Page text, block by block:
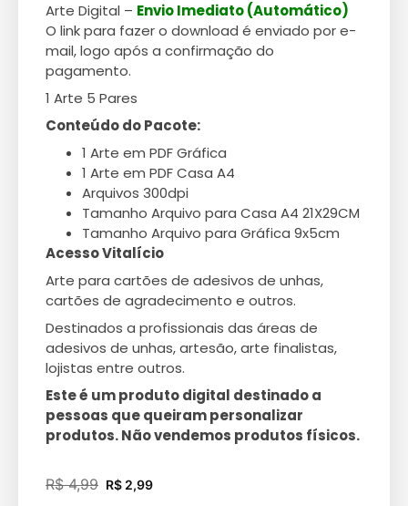
Arte Digital – Envio Imediato (Automático)
O link para fazer o download é enviado por e-
mail, logo após a confirmação do
pagamento.
1 Arte 5 Pares
Conteúdo do Pacote:
1 Arte em PDF Gráfica
1 Arte em PDF Casa A4
Arquivos 300dpi
Tamanho Arquivo para Casa A4 21X29CM
Tamanho Arquivo para Gráfica 9x5cm
Acesso Vitalício
Arte para cartões de adesivos de unhas,
cartões de agradecimento e outros.
Destinados a profissionais das áreas de
adesivos de unhas, artesão, arte finalistas,
lojistas entre outros.
Este é um produto digital destinado a
pessoas que queiram personalizar
produtos. Não vendemos produtos físicos.
R$4,99 R$ 2,99